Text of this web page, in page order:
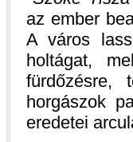
az ember
A város
holtágat,
fürdőzésre,
horgászok
eredetei